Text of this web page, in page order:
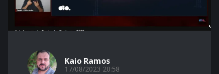
Kaio Ramos
17/08/2023 20:58